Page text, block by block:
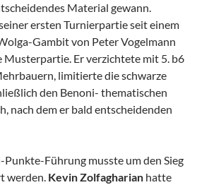
Material gewann.
ersten Turnierpartie seit einem
Gambit von Peter Vogelmann
Musterpartie. Er verzichtete mit 5. b6
limitierte die schwarze
den Benoni- thematischen
nach dem er bald entscheidenden
Führung musste um den Sieg
werden. Kevin Zolfagharian hatte